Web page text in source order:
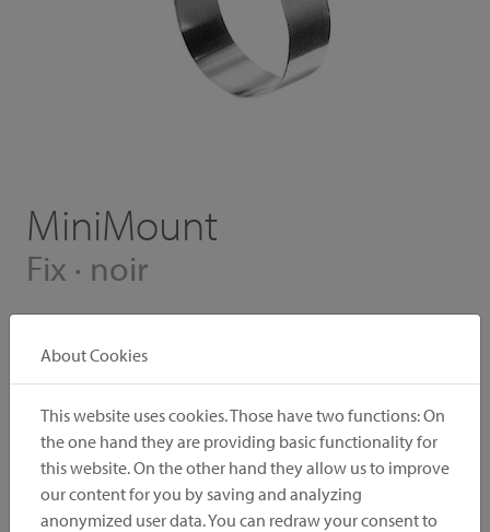
MiniMount
Fix · noir
kit pour fixer accessoires légers
Kit retrofix pour accessoires légers tels que réflecteurs,
nombreuses possibilités de montage. Montage rapide sur
tubes de Ø 12–28 mm.
Fixation Unifit: montage d'adaptateur universel avec collier
en acier.
About Cookies
This website uses cookies. Those have two functions: On
the one hand they are providing basic functionality for
this website. On the other hand they allow us to improve
our content for you by saving and analyzing
anonymized user data. You can redraw your consent to